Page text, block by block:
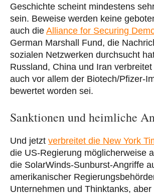
Geschichte scheint mindestens
sein. Beweise werden keine
auch die Alliance for Securing
German Marshall Fund, die
sozialen Netzwerken durchsucht
Russland, China und Iran
auch vor allem der Biotech/Pfizer-
bewertet worden sei.
Sanktionen und heimliche
Und jetzt verbreitet die New York
die US-Regierung möglicherweise
die SolarWinds-Sunburst-Angriffe
amerikanischer
Unternehmen und Thinktanks,